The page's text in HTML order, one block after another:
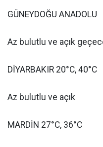
GÜNEYDOĞU ANADOLU
Az bulutlu ve açık
DİYARBAKIR 20°C, 40°C
Az bulutlu ve açık
MARDİN 27°C, 36°C